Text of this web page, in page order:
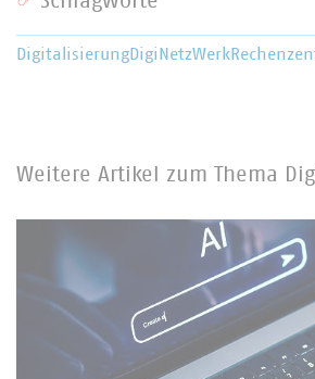
DigitalisierungDigiNetzWerk
Weitere Artikel zum Thema